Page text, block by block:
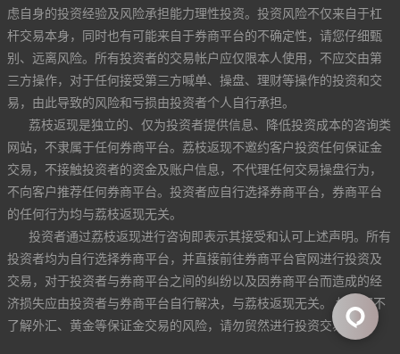
虑自身的投资经验及风险承担能力理性投资。投资风险不仅来自于杠
杆交易本身，同时也有可能来自于券商平台的不确定性，请您仔细甄
别、远离风险。所有投资者的交易帐户应仅限本人使用，不应交由第
三方操作，对于任何接受第三方喊单、操盘、理财等操作的投资和交
易，由此导致的风险和亏损由投资者个人自行承担。
荔枝返现是独立的、仅为投资者提供信息、降低投资成本的咨询类
网站，不隶属于任何券商平台。荔枝返现不邀约客户投资任何保证金
交易，不接触投资者的资金及账户信息，不代理任何交易操盘行为，
不向客户推荐任何券商平台。投资者应自行选择券商平台，券商平台
的任何行为均与荔枝返现无关。
投资者通过荔枝返现进行咨询即表示其接受和认可上述声明。所有
投资者均为自行选择券商平台，并直接前往券商平台官网进行投资及
交易，对于投资者与券商平台之间的纠纷以及因券商平台而造成的经
济损失应由投资者与券商平台自行解决，与荔枝返现无关。 如果您不
了解外汇、黄金等保证金交易的风险，请勿贸然进行投资交易。